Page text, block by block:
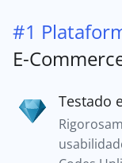
#1
E-
Testado